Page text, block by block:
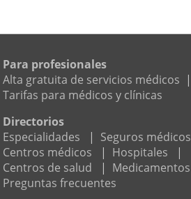
Para profesionales
Alta gratuita de servicios médicos |
Tarifas para médicos y clínicas
Directorios
Especialidades
| Seguros médicos
Centros médicos
| Hospitales
|
Centros de salud
| Medicamentos
Preguntas frecuentes